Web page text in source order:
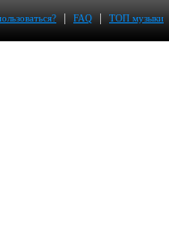
| FAQ | ТОП музыки